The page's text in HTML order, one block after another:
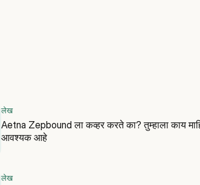
लेख
Aetna Zepbound ला कव्हर करते का? तुम्हाला काय
आवश्यक आहे
लेख